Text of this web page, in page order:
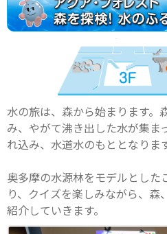
水の旅は、森から始まります。
み、やがて沸き出した水が集ま
れ込み、水道水のもととなります
奥多摩の水源林をモデルとした
り、クイズを楽しみながら、
紹介していきます。